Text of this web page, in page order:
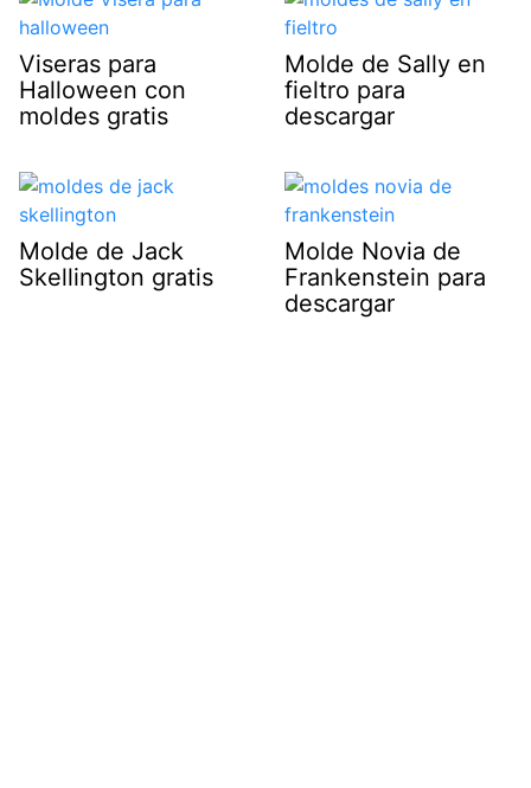
Viseras para
Halloween con
moldes gratis
Molde de Sally en
fieltro para
descargar
Molde de Jack
Skellington gratis
Molde Novia de
Frankenstein para
descargar